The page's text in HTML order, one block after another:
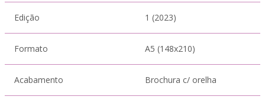
Edição 1 (2023)
Formato A5 (148x210)
Acabamento Brochura c/ orelha